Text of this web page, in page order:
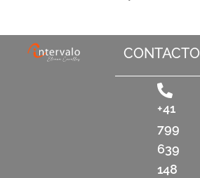
CONTACTO
+41
799
639
148